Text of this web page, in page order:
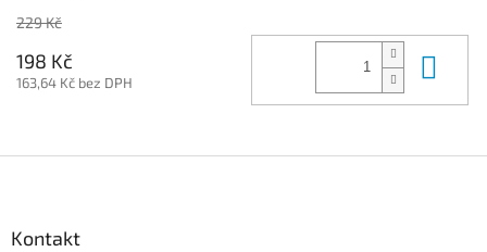
229 Kč
198 Kč
163,64 Kč bez DPH
Kontakt